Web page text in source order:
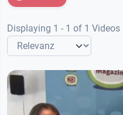
Displaying 1 - 1 of 1 Videos